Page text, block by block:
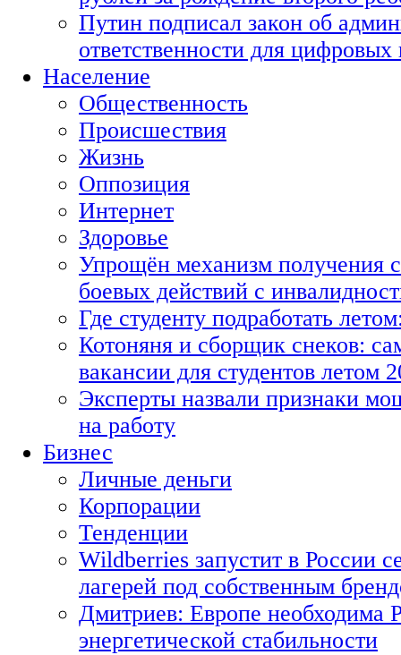
Путин подписал закон об
ответственности для
Население
Общественность
Происшествия
Жизнь
Оппозиция
Интернет
Здоровье
Упрощён механизм получения
боевых действий с
Где студенту подработать
Котоняня и сборщик снеков:
вакансии для студентов летом
Эксперты назвали признаки
на работу
Бизнес
Личные деньги
Корпорации
Тенденции
Wildberries запустит в России
лагерей под собственным
Дмитриев: Европе необходима
энергетической стабильности